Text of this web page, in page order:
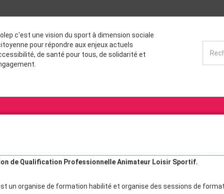
c'est une vision du sport à dimension sociale
pour répondre aux enjeux actuels
de santé pour tous, de solidarité et
de Qualification Professionnelle Animateur Loisir Sportif.
un organise de formation habilité et organise des sessions de